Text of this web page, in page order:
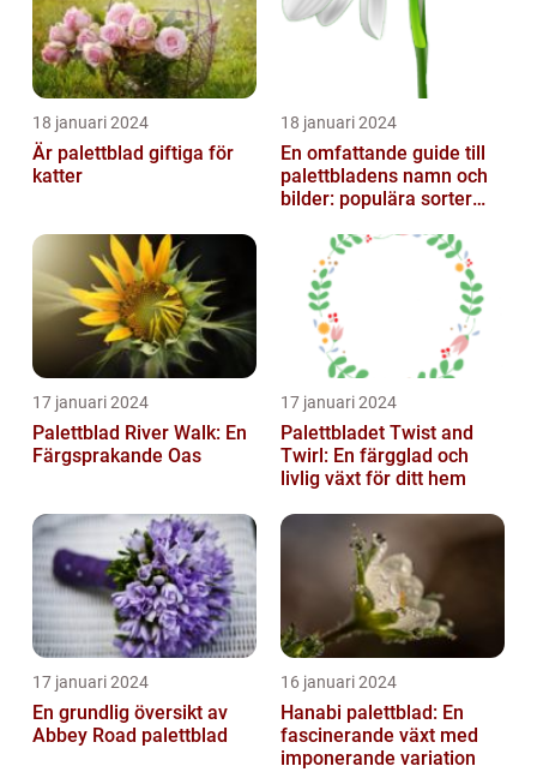
18 januari 2024
Är palettblad giftiga för
katter
18 januari 2024
En omfattande guide till
palettbladens namn och
bilder: populära sorter
17 januari 2024
Palettblad River Walk: En
Färgsprakande Oas
17 januari 2024
Palettbladet Twist and
Twirl: En färgglad och
livlig växt för ditt hem
17 januari 2024
En grundlig översikt av
Abbey Road palettblad
16 januari 2024
Hanabi palettblad: En
fascinerande växt med
imponerande variation